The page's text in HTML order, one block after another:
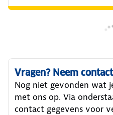
Vragen? Neem
Nog niet gevonden wat
met ons op. Via
contact gegevens voor